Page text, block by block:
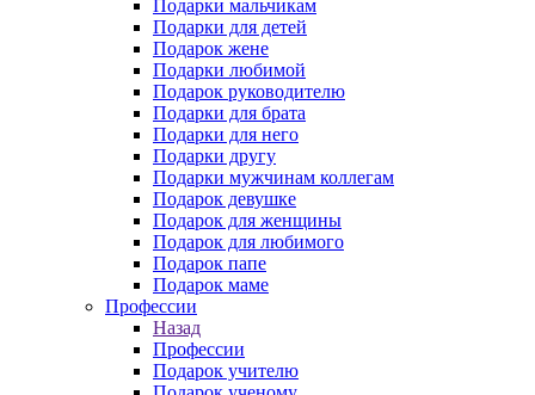
Подарки мальчикам
Подарки для детей
Подарок жене
Подарки любимой
Подарок руководителю
Подарки для брата
Подарки для него
Подарки другу
Подарки мужчинам коллегам
Подарок девушке
Подарок для женщины
Подарок для любимого
Подарок папе
Подарок маме
Профессии
Назад
Профессии
Подарок учителю